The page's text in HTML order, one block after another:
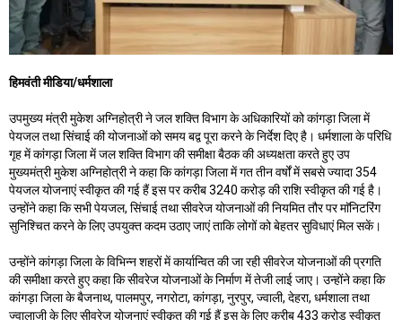
हिमवंती मीडिया/धर्मशाला
उपमुख्य मंत्री मुकेश अग्निहोत्री ने जल शक्ति विभाग के अधिकारियों को कांगड़ा जिला में
पेयजल तथा सिंचाई की योजनाओं को समय बद्व पूरा करने के निर्देश दिए है। धर्मशाला के परिधि
गृह में कांगड़ा जिला में जल शक्ति विभाग की समीक्षा बैठक की अध्यक्षता करते हुए उप
मुख्यमंत्री मुकेश अग्निहोत्री ने कहा कि कांगड़ा जिला में गत तीन वर्षों में सबसे ज्यादा 354
पेयजल योजनाएं स्वीकृत की गई हैं इस पर करीब 3240 करोड़ की राशि स्वीकृत की गई है।
उन्होंने कहा कि सभी पेयजल, सिंचाई तथा सीवरेज योजनाओं की नियमित तौर पर माॅनिटरिंग
सुनिश्चित करने के लिए उपयुक्त कदम उठाए जाएं ताकि लोगों को बेहतर सुविधाएं मिल सकें।
उन्होंने कांगड़ा जिला के विभिन्न शहरों में कार्यान्वित की जा रही सीवरेज योजनाओं की प्रगति
की समीक्षा करते हुए कहा कि सीवरेज योजनाओं के निर्माण में तेजी लाई जाए। उन्होंने कहा कि
कांगड़ा जिला के बैजनाथ, पालमपुर, नगरोटा, कांगड़ा, नुरपुर, ज्वाली, देहरा, धर्मशाला तथा
ज्वालाजी के लिए सीवरेज योजनाएं स्वीकृत की गई हैं इस के लिए करीब 433 करोड़ स्वीकृत